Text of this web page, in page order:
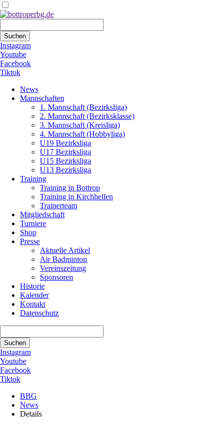
Suchen
Instagram
Youtube
Facebook
Tiktok
überspringen
News
Mannschaften
1. Mannschaft (Bezirksliga)
2. Mannschaft (Bezirksklasse)
3. Mannschaft (Kreisliga)
4. Mannschaft (Hobbyliga)
U19 Bezirksliga
U17 Bezirksliga
U15 Bezirksliga
U13 Bezirksliga
Training
Training in Bottrop
Training in Kirchhellen
Trainerteam
Mitgliedschaft
Turniere
Shop
Presse
Aktuelle Artikel
Air Badminton
Vereinszeitung
Sponsoren
Historie
Kalender
Kontakt
Datenschutz
Suchen
Instagram
Youtube
Facebook
Tiktok
BBG
News
Details